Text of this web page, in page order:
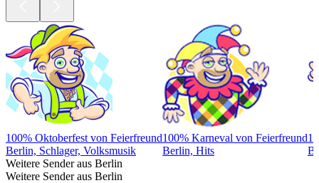
100% Oktoberfest von Feierfreund
Berlin, Schlager, Volksmusik
100% Karneval von Feierfreund
Berlin, Hits
Weitere Sender aus Berlin
Weitere Sender aus Berlin